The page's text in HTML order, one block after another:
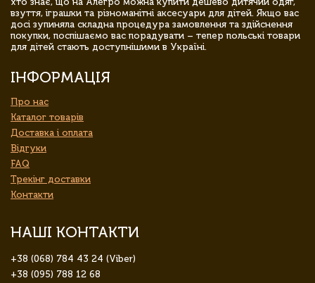
взуття, іграшки та різноманітні аксесуари для дітей. Якщо вас
досі зупиняла складна процедура замовлення та здійснення
покупки, поспішаємо вас порадувати – тепер польські товари
для дітей стають доступнішими в Україні.
ІНФОРМАЦІЯ
Про нас
Каталог товарів
Доставка і оплата
Відгуки
FAQ
Трекінг доставки
Контакти
НАШІ КОНТАКТИ
+38 (068) 784 43 24 (Viber)
+38 (095) 788 12 68